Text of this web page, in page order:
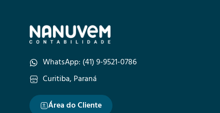
WhatsApp: (41) 9-9521-0786
Curitiba, Paraná
Área do Cliente